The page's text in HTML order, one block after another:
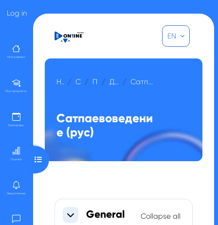
Log in
Мой кабинет
Мои предметы
Календарь
Оценки
Уведомления
EN
Home Courses Для гостей Сатпаевоведение (рус)
Сатпаевоведени
е (рус)
Open course index
Section outline
CollapseGeneral Collapse all